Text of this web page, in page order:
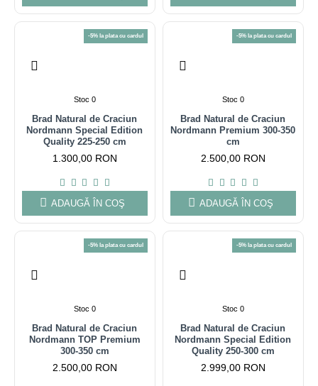
-5% la plata cu cardul
Stoc 0
Brad Natural de Craciun
Nordmann Special Edition
Quality 225-250 cm
1.300,00 RON
ADAUGĂ ÎN COŞ
-5% la plata cu cardul
Stoc 0
Brad Natural de Craciun
Nordmann Premium 300-350
cm
2.500,00 RON
ADAUGĂ ÎN COŞ
-5% la plata cu cardul
Stoc 0
Brad Natural de Craciun
Nordmann TOP Premium
300-350 cm
2.500,00 RON
-5% la plata cu cardul
Stoc 0
Brad Natural de Craciun
Nordmann Special Edition
Quality 250-300 cm
2.999,00 RON